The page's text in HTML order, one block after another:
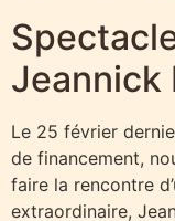
Jeannick
Le 25 février
de financement,
faire la rencontre
extraordinaire,